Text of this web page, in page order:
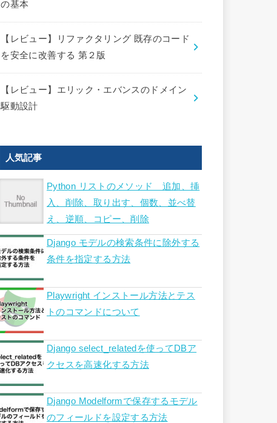
の基本
【レビュー】リファクタリング 既存のコード
を安全に改善する 第２版
【レビュー】エリック・エバンスのドメイン
駆動設計
人気記事
Python リストのメソッド 追加、挿
入、削除、取り出す、個数、並べ替
え、逆順、コピー、削除
Django モデルの検索条件に除外する
条件を指定する方法
Playwright インストール方法とテス
トのコマンドについて
Django select_relatedを使ってDBア
クセスを高速化する方法
Django Modelformで保存するモデル
のフィールドを設定する方法